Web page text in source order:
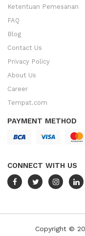
Ketentuan Pemesanan
FAQ
Blog
Contact Us
Privacy Policy
About Us
Career
Tempat.com
PAYMENT METHOD
CONNECT WITH US
Copyright ©